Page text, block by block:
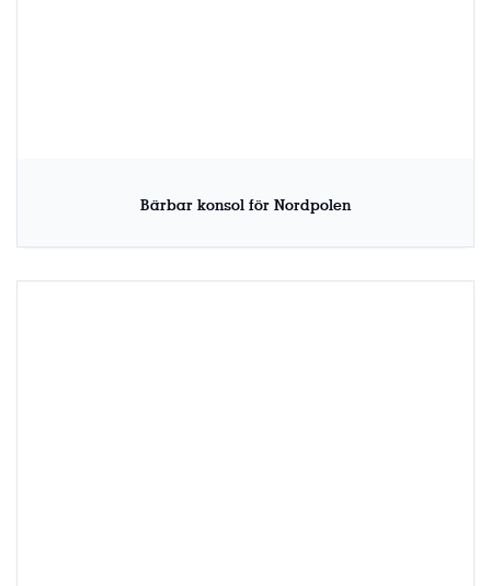
Bärbar konsol för Nordpolen